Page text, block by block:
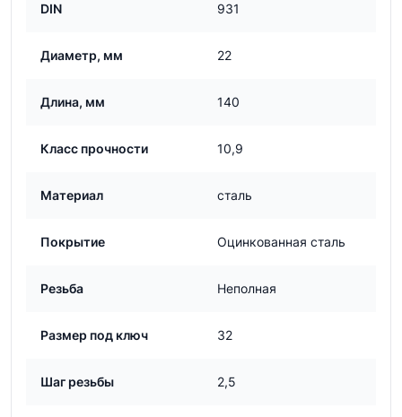
DIN 931
Диаметр, мм 22
Длина, мм 140
Класс прочности 10,9
Материал сталь
Покрытие Оцинкованная сталь
Резьба Неполная
Размер под ключ 32
Шаг резьбы 2,5